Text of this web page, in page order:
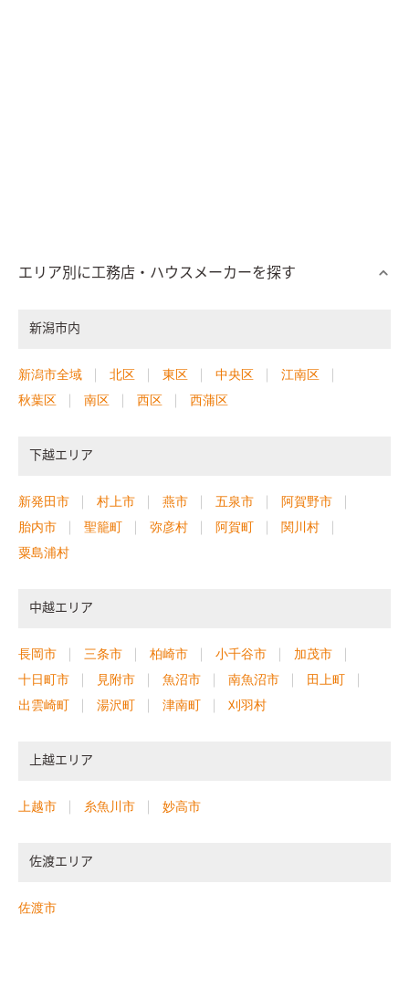
エリア別に工務店・ハウスメーカーを探す
新潟市内
新潟市全域 北区 東区 中央区
江南区
秋葉区
南区 西区 西蒲区
下越エリア
新発田市 村上市 燕市 五泉市
阿賀野市
胎内市
聖籠町 弥彦村 阿賀町
関川村
粟島浦村
中越エリア
長岡市 三条市 柏崎市 小千谷市
加茂市
十日町市
見附市 魚沼市 南魚沼市
田上町
出雲崎町
湯沢町 津南町 刈羽村
上越エリア
上越市 糸魚川市 妙高市
佐渡エリア
佐渡市